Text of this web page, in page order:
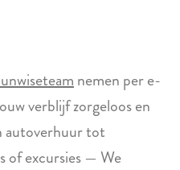
nemen per e-
verblijf zorgeloos en
autoverhuur tot
of excursies — We